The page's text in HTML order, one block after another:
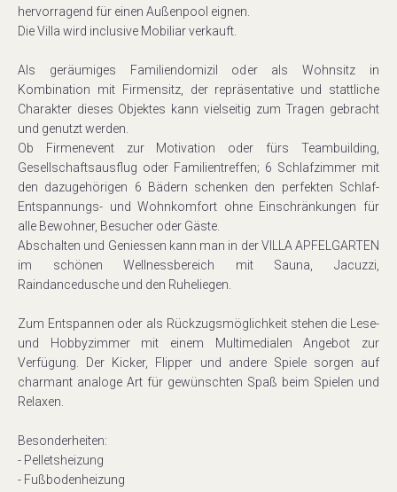
hervorragend für einen Außenpool eignen.
Die Villa wird inclusive Mobiliar verkauft.
Als geräumiges Familiendomizil oder als Wohnsitz in
Kombination mit Firmensitz, der repräsentative und stattliche
Charakter dieses Objektes kann vielseitig zum Tragen gebracht
und genutzt werden.
Ob Firmenevent zur Motivation oder fürs Teambuilding,
Gesellschaftsausflug oder Familientreffen; 6 Schlafzimmer mit
den dazugehörigen 6 Bädern schenken den perfekten Schlaf-
Entspannungs- und Wohnkomfort ohne Einschränkungen für
alle Bewohner, Besucher oder Gäste.
Abschalten und Geniessen kann man in der VILLA APFELGARTEN
im schönen Wellnessbereich mit Sauna, Jacuzzi,
Raindancedusche und den Ruheliegen.
Zum Entspannen oder als Rückzugsmöglichkeit stehen die Lese-
und Hobbyzimmer mit einem Multimedialen Angebot zur
Verfügung. Der Kicker, Flipper und andere Spiele sorgen auf
charmant analoge Art für gewünschten Spaß beim Spielen und
Relaxen.
Besonderheiten:
- Pelletsheizung
- Fußbodenheizung